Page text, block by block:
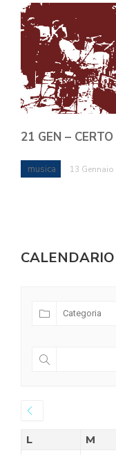
21 GEN –
musica 13 Gennaio
CALENDARIO
L M